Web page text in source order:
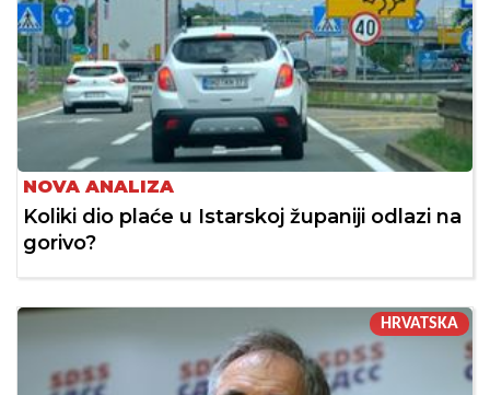
NOVA ANALIZA
Koliki dio plaće u Istarskoj županiji odlazi na
gorivo?
HRVATSKA